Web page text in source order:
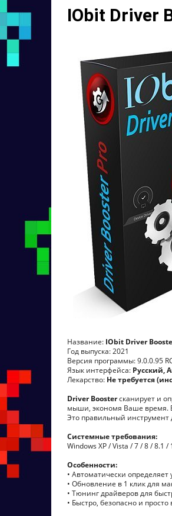
IObit Driver
Название: IObit Driver
Год выпуска: 2021
Версия программы: 9.0.0.95
Язык интерфейса: Русский,
Лекарство: Не требуется
Driver Boosterсканирует и
мыши, экономя Ваше время.
Это правильный инструмент
Системные требования:
Windows XP / Vista / 7 / 8 / 8.1 /
Особенности:
• Автоматически
• Обновление в 1 клик для
• Тюнинг драйверов для
• Быстро, безопасно и